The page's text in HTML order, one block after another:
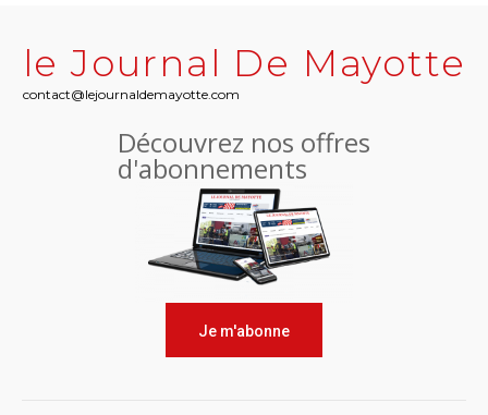
le Journal De Mayotte
contact@lejournaldemayotte.com
Découvrez nos offres
d'abonnements
Je m'abonne